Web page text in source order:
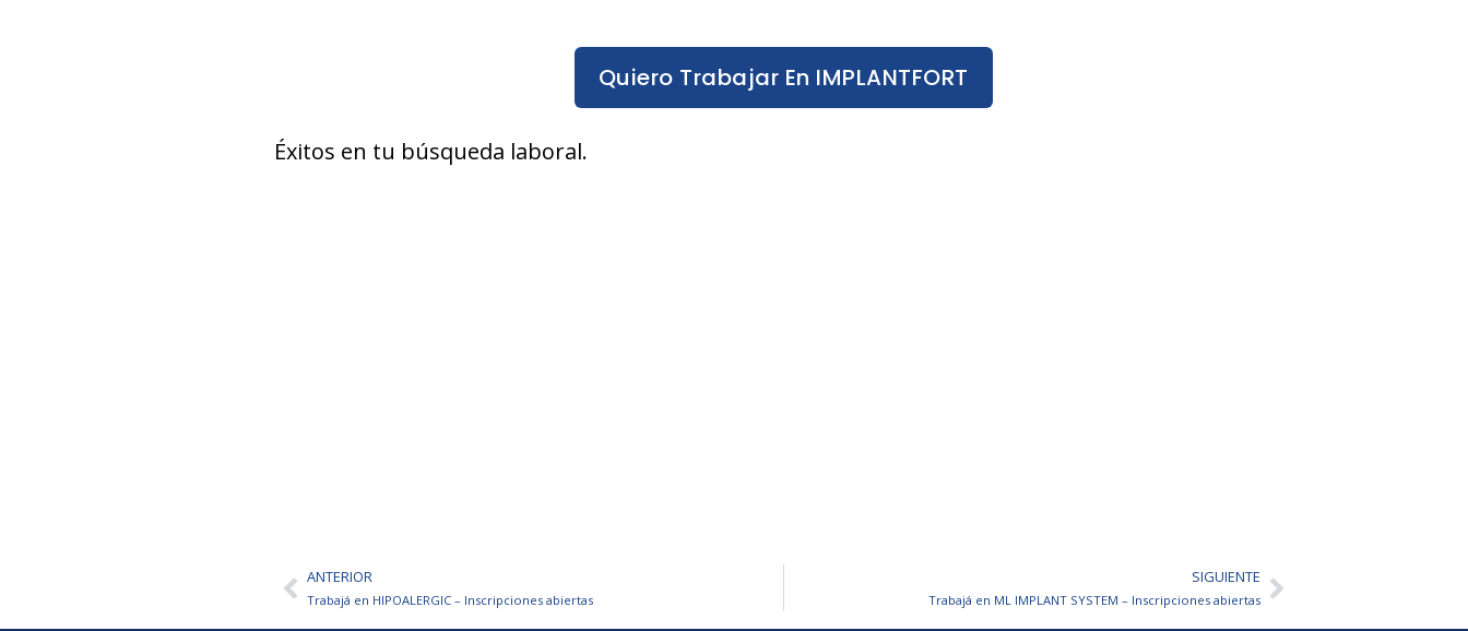
Quiero Trabajar En IMPLANTFORT
Éxitos en tu búsqueda laboral.
AntANTERIOR
Trabajá en HIPOALERGIC – Inscripciones abiertas
SIGUIENTE
Trabajá en ML IMPLANT SYSTEM – Inscripciones abiertasSiguiente